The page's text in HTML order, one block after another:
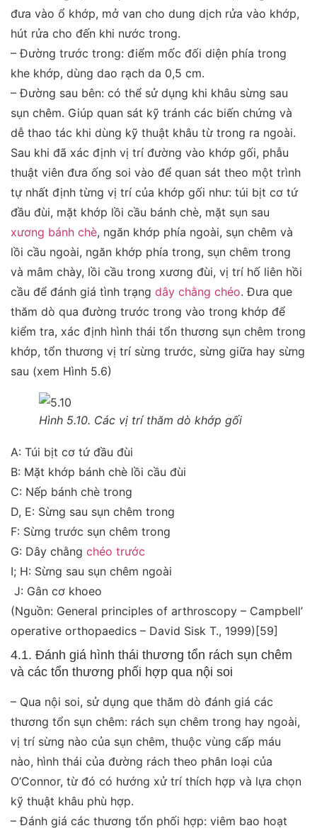
đưa vào ổ khớp, mở van cho dung dịch rửa vào khớp,
hút rửa cho đến khi nước trong.
– Đường trước trong: điểm mốc đối diện phía trong
khe khớp, dùng dao rạch da 0,5 cm.
– Đường sau bên: có thể sử dụng khi khâu sừng sau
sụn chêm. Giúp quan sát kỹ tránh các biến chứng và
dễ thao tác khi dùng kỹ thuật khâu từ trong ra ngoài.
Sau khi đã xác định vị trí đường vào khớp gối, phẫu
thuật viên đưa ống soi vào để quan sát theo một trình
tự nhất định từng vị trí của khớp gối như: túi bịt cơ tứ
đầu đùi, mặt khớp lồi cầu bánh chè, mặt sụn sau
xương bánh chè, ngăn khớp phía ngoài, sụn chêm và
lồi cầu ngoài, ngăn khớp phía trong, sụn chêm trong
và mâm chày, lồi cầu trong xương đùi, vị trí hố liên hồi
cầu để đánh giá tình trạng dây chằng chéo. Đưa que
thăm dò qua đường trước trong vào trong khớp để
kiểm tra, xác định hình thái tổn thương sụn chêm trong
khớp, tổn thương vị trí sừng trước, sừng giữa hay sừng
sau (xem Hình 5.6)
Hình 5.10. Các vị trí thăm dò khớp gối
A: Túi bịt cơ tứ đầu đùi
B: Mặt khớp bánh chè lồi cầu đùi
C: Nếp bánh chè trong
D, E: Sừng sau sụn chêm trong
F: Sừng trước sụn chêm trong
G: Dây chằng chéo trước
I; H: Sừng sau sụn chêm ngoài
J: Gân cơ khoeo
(Nguồn: General principles of arthroscopy – Campbell’
operative orthopaedics – David Sisk T., 1999) [59]
4.1. Đánh giá hình thái thương tổn rách sụn chêm
và các tổn thương phối hợp qua nội soi
– Qua nội soi, sử dụng que thăm dò đánh giá các
thương tổn sụn chêm: rách sụn chêm trong hay ngoài,
vị trí sừng nào của sụn chêm, thuộc vùng cấp máu
nào, hình thái của đường rách theo phân loại của
O’Connor, từ đó có hướng xử trí thích hợp và lựa chọn
kỹ thuật khâu phù hợp.
– Đánh giá các thương tổn phối hợp: viêm bao hoạt